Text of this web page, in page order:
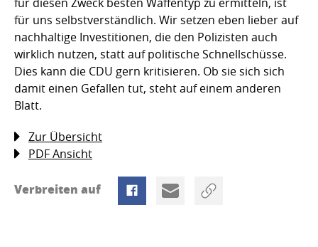
für uns selbstverständlich. Wir setzen eben lieber auf
nachhaltige Investitionen, die den Polizisten auch
wirklich nutzen, statt auf politische Schnellschüsse.
Dies kann die CDU gern kritisieren. Ob sie sich sich
damit einen Gefallen tut, steht auf einem anderen
Blatt.
Zur Übersicht
PDF Ansicht
Verbreiten auf